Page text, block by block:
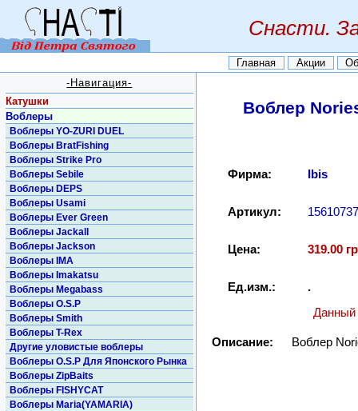
Снасти.
Главная Акции
Воблер
Фирма: Ibis
Артикул: 15610737
Цена: 319.00
Ед.изм.:
.
Данный
Описание: Воблер
-Навигация-
Катушки
Воблеры
Воблеры YO-ZURI DUEL
Воблеры BratFishing
Воблеры Strike Pro
Воблеры Sebile
Воблеры DEPS
Воблеры Usami
Воблеры Ever Green
Воблеры Jackall
Воблеры Jackson
Воблеры IMA
Воблеры Imakatsu
Воблеры Megabass
Воблеры O.S.P
Воблеры Smith
Воблеры T-Rex
Другие уловистые воблеры
Воблеры O.S.P Для Японского Рынка
Воблеры ZipBaits
Воблеры FISHYCAT
Воблеры Maria(YAMARIA)